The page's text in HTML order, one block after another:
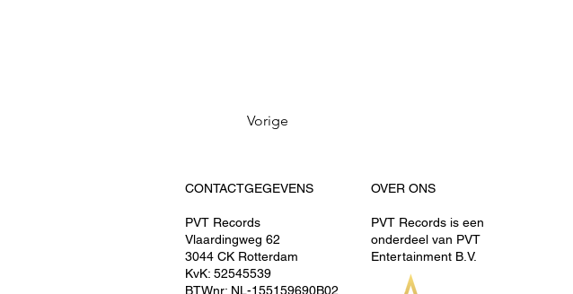
Vorige
CONTACTGEGEVENS
PVT Records
Vlaardingweg 62
3044 CK Rotterdam
KvK: 52545539
BTWnr: ​NL-155159690B02
OVER ONS
PVT Records is een
onderdeel van PVT
Entertainment B.V.